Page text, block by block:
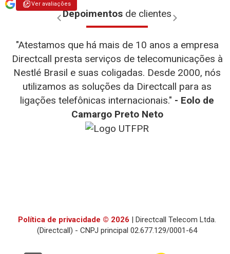
Depoimentos de clientes
- Julia Falcin
"Atestamos que há mais de 10 anos a empresa
Directcall presta serviços de telecomunicações à
Nestlé Brasil e suas coligadas. Desde 2000, nós
utilizamos as soluções da Directcall para as
ligações telefônicas internacionais." - Eolo de
Camargo Preto Neto
- Diego
Fernando Alves
- Henrique Fernandes Simão
- Totvs
- Teresa
- D-link
- WEG
Ver avaliações
Política de privacidade © 2026 | Directcall Telecom Ltda.
(Directcall) - CNPJ principal 02.677.129/0001-64